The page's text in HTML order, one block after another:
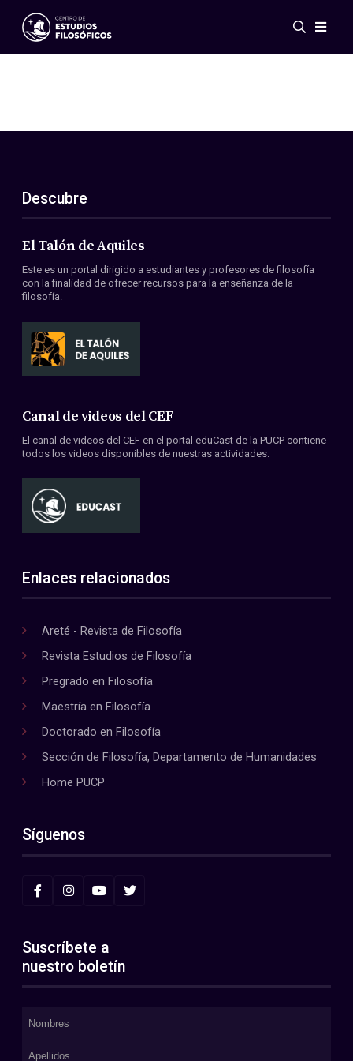
Eventos
ES
EN
Acerca de nosotros
Miembros
Convenios
Descubre
El Talón de Aquiles
Este es un portal dirigido a estudiantes y profesores de filosofía
con la finalidad de ofrecer recursos para la enseñanza de la
filosofía.
Canal de videos del CEF
El canal de videos del CEF en el portal eduCast de la PUCP contiene
todos los videos disponibles de nuestras actividades.
Enlaces relacionados
Areté - Revista de Filosofía
Revista Estudios de Filosofía
Pregrado en Filosofía
Maestría en Filosofía
Doctorado en Filosofía
Sección de Filosofía, Departamento de Humanidades
Home PUCP
Síguenos
Suscríbete a
nuestro boletín